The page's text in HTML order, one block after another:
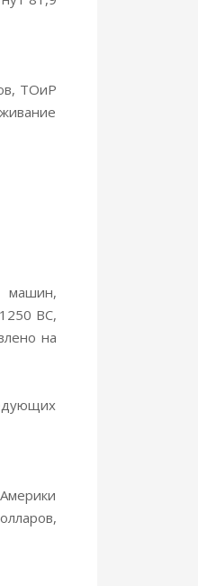
ТОиР
машин,
ВС,
на